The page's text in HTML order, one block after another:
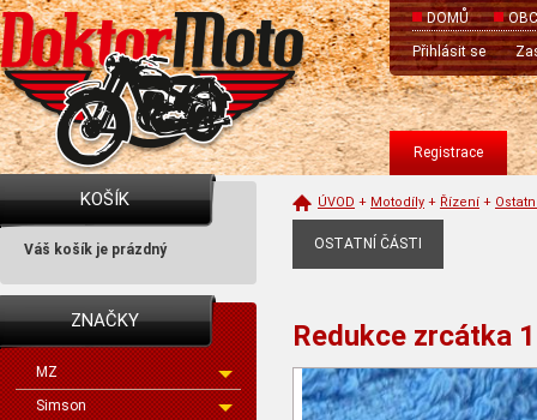
DOMŮ
Přihlásit se
Registrace
KOŠÍK
Váš košík je prázdný
ZNAČKY
MZ
Simson
ÚVOD + Motodíly + Řízení +
OSTATNÍ ČÁSTI
Redukce zrcátka